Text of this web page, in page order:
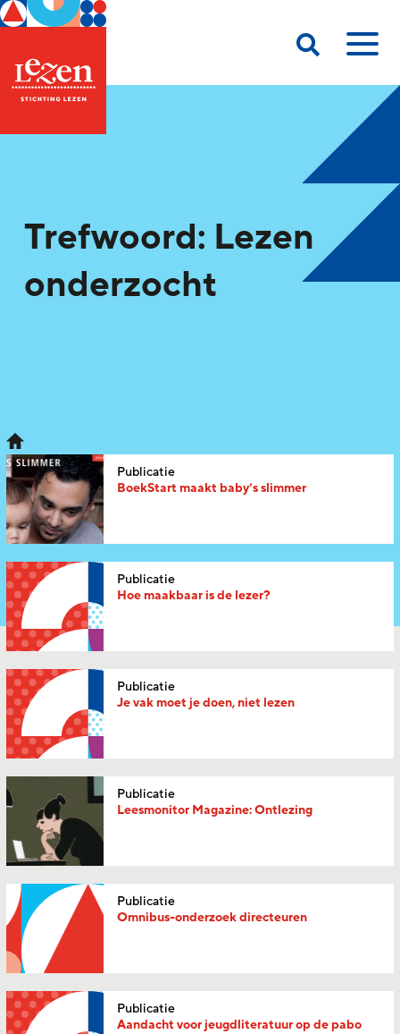
Trefwoord: Lezen
onderzocht
Publicatie
BoekStart maakt baby’s slimmer
Publicatie
Hoe maakbaar is de lezer?
Publicatie
Je vak moet je doen, niet lezen
Publicatie
Leesmonitor Magazine: Ontlezing
Publicatie
Omnibus-onderzoek directeuren
Publicatie
Aandacht voor jeugdliteratuur op de pabo